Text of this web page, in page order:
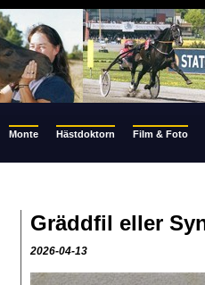
Monte Hästdoktorn
Film & Foto
Gräddfil eller
2026-04-13